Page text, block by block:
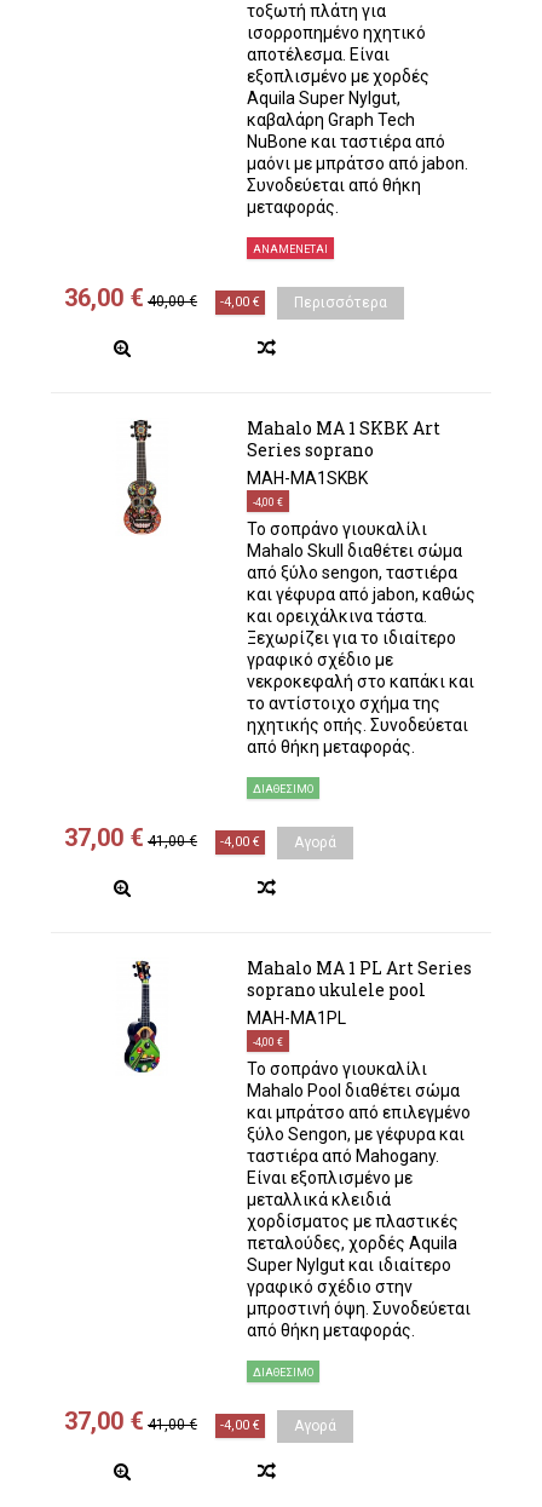
τοξωτή πλάτη για
ισορροπημένο ηχητικό
αποτέλεσμα. Είναι
εξοπλισμένο με χορδές
Aquila Super Nylgut,
καβαλάρη Graph Tech
NuBone και ταστιέρα από
μαόνι με μπράτσο από jabon.
Συνοδεύεται από θήκη
μεταφοράς.
ΑΝΑΜΈΝΕΤΑΙ
36,00 € 40,00 € -4,00 € Περισσότερα
Mahalo MA 1 SKBK Art
Series soprano
MAH-MA1SKBK
-4,00 €
Το σοπράνο γιουκαλίλι
Mahalo Skull διαθέτει σώμα
από ξύλο sengon, ταστιέρα
και γέφυρα από jabon, καθώς
και ορειχάλκινα τάστα.
Ξεχωρίζει για το ιδιαίτερο
γραφικό σχέδιο με
νεκροκεφαλή στο καπάκι και
το αντίστοιχο σχήμα της
ηχητικής οπής. Συνοδεύεται
από θήκη μεταφοράς.
ΔΙΑΘΈΣΙΜΟ
37,00 € 41,00 € -4,00 € Αγορά
Mahalo MA 1 PL Art Series
soprano ukulele pool
MAH-MA1PL
-4,00 €
Το σοπράνο γιουκαλίλι
Mahalo Pool διαθέτει σώμα
και μπράτσο από επιλεγμένο
ξύλο Sengon, με γέφυρα και
ταστιέρα από Mahogany.
Είναι εξοπλισμένο με
μεταλλικά κλειδιά
χορδίσματος με πλαστικές
πεταλούδες, χορδές Aquila
Super Nylgut και ιδιαίτερο
γραφικό σχέδιο στην
μπροστινή όψη. Συνοδεύεται
από θήκη μεταφοράς.
ΔΙΑΘΈΣΙΜΟ
37,00 € 41,00 € -4,00 € Αγορά